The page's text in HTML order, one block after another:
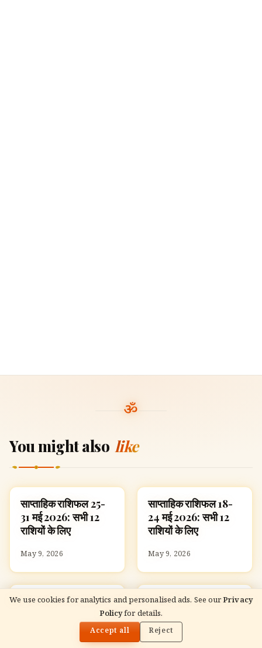
We use cookies for analytics and personalised ads. See ourPrivacy
Policyfor details.
Accept all Reject
You might also like
ज्योतिष
साप्ताहिक राशिफल 25-
31 मई 2026: सभी 12
राशियों के लिए
May 9, 2026
ज्योतिष
साप्ताहिक राशिफल 18-
24 मई 2026: सभी 12
राशियों के लिए
May 9, 2026
ज्योतिष
साप्ताहिक राशिफल 11-17
ज्योतिष
साप्ताहिक राशिफल 4-10
मई 2026: सभी 12
राशियों के लिए
साप्ताहिक राशिफल 25-31 मई 2026: सभी 12 राशियों के लिए